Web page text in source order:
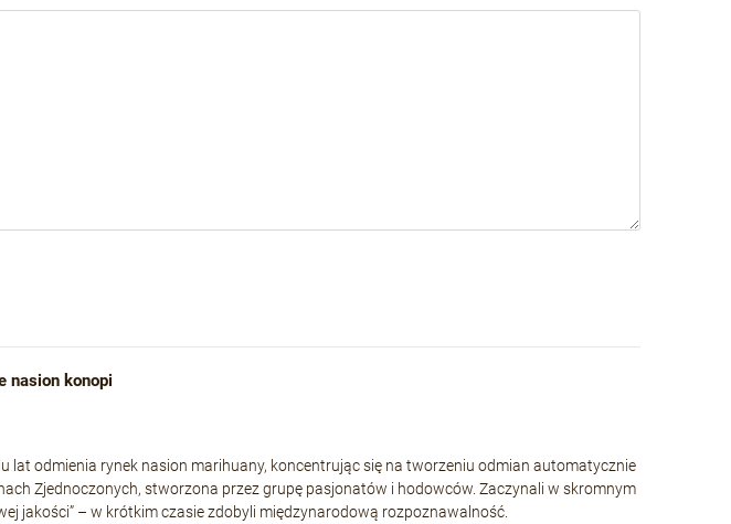
nasion konopi
lat odmienia rynek nasion marihuany, koncentrując się na tworzeniu odmian automatycznie
Zjednoczonych, stworzona przez grupę pasjonatów i hodowców. Zaczynali w skromnym
jakości” – w krótkim czasie zdobyli międzynarodową rozpoznawalność.